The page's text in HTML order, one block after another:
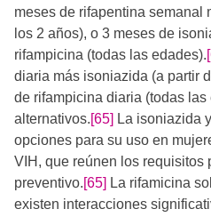
meses de rifapentina semanal
los 2 años), o 3 meses de
rifampicina (todas las edades).
diaria más isoniazida (a partir
de rifampicina diaria (todas
alternativos.[65] La isoniazida
opciones para su uso en
VIH, que reúnen los requisitos
preventivo.[65] La rifamicina
existen interacciones